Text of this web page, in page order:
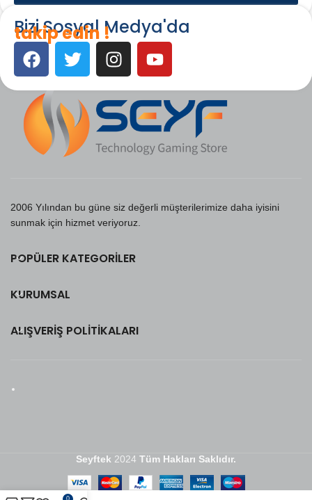
Bizi Sosyal Medya'da
takip edin !
2006 Yılından bu güne siz değerli müşterilerimize daha iyisini
sunmak için hizmet veriyoruz.
POPÜLER KATEGORILER
KURUMSAL
ALIŞVERIŞ POLITIKALARI
Seyftek 2024 Tüm Hakları Saklıdır.
0